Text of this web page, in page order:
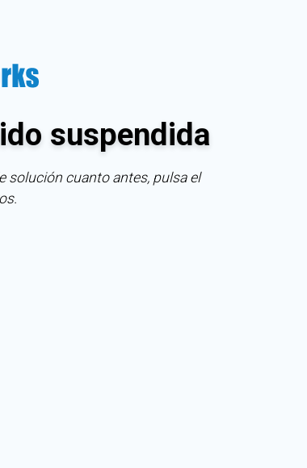
suspendida
solución cuanto antes, pulsa el